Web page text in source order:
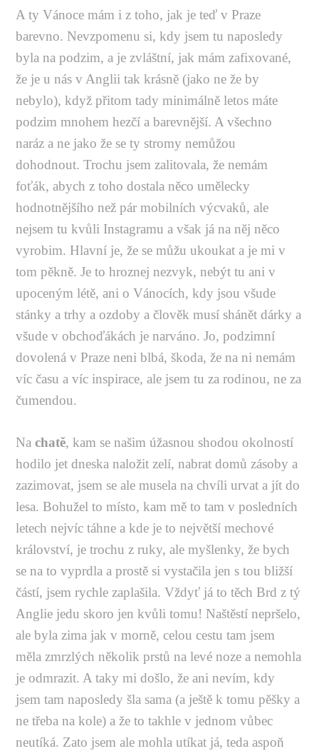
A ty Vánoce mám i z toho, jak je teď v Praze
barevno. Nevzpomenu si, kdy jsem tu naposledy
byla na podzim, a je zvláštní, jak mám zafixované,
že je u nás v Anglii tak krásně (jako ne že by
nebylo), když přitom tady minimálně letos máte
podzim mnohem hezčí a barevnější. A všechno
naráz a ne jako že se ty stromy nemůžou
dohodnout. Trochu jsem zalitovala, že nemám
foťák, abych z toho dostala něco umělecky
hodnotnějšího než pár mobilních výcvaků, ale
nejsem tu kvůli Instagramu a však já na něj něco
vyrobim. Hlavní je, že se můžu ukoukat a je mi v
tom pěkně. Je to hroznej nezvyk, nebýt tu ani v
upoceným létě, ani o Vánocích, kdy jsou všude
stánky a trhy a ozdoby a člověk musí shánět dárky a
všude v obchoďákách je narváno. Jo, podzimní
dovolená v Praze neni blbá, škoda, že na ni nemám
víc času a víc inspirace, ale jsem tu za rodinou, ne za
čumendou.
Nachatě, kam se našim úžasnou shodou okolností
hodilo jet dneska naložit zelí, nabrat domů zásoby a
zazimovat, jsem se ale musela na chvíli urvat a jít do
lesa. Bohužel to místo, kam mě to tam v posledních
letech nejvíc táhne a kde je to největší mechové
království, je trochu z ruky, ale myšlenky, že bych
se na to vyprdla a prostě si vystačila jen s tou bližší
částí, jsem rychle zaplašila. Vždyť já to těch Brd z tý
Anglie jedu skoro jen kvůli tomu! Naštěstí nepršelo,
ale byla zima jak v morně, celou cestu tam jsem
měla zmrzlých několik prstů na levé noze a nemohla
je odmrazit. A taky mi došlo, že ani nevím, kdy
jsem tam naposledy šla sama (a ještě k tomu pěšky a
ne třeba na kole) a že to takhle v jednom vůbec
neutíká. Zato jsem ale mohla utíkat já, teda aspoň